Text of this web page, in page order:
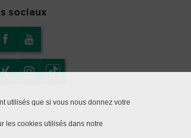
sociaux
utilisés que si vous nous donnez votre
les cookies utilisés dans notre